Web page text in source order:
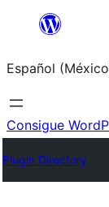
Saltar
contenido
Español
Consigue
Plugin Directory